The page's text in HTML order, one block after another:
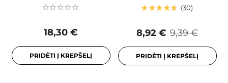
18,30 €
PRIDĖTI Į KREPŠELĮ
30
9,39 €
8,92 €
PRIDĖTI Į KREPŠELĮ